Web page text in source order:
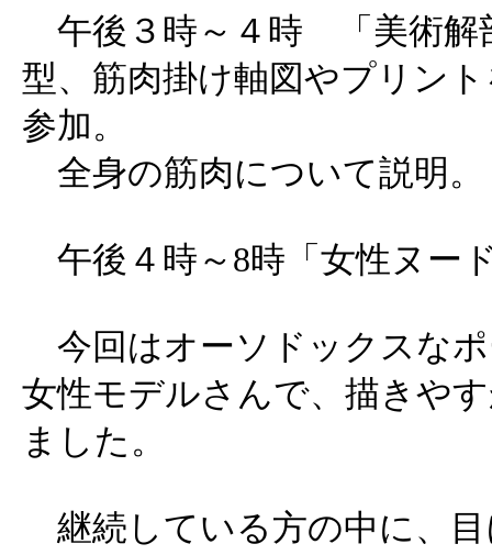
午後３時～４時 「美術解
型、筋肉掛け軸図やプリン
参加。
全身の筋肉について説明。
午後４時～8時「女性ヌー
今回はオーソドックスな
女性モデルさんで、描きや
ました。
継続している方の中に、